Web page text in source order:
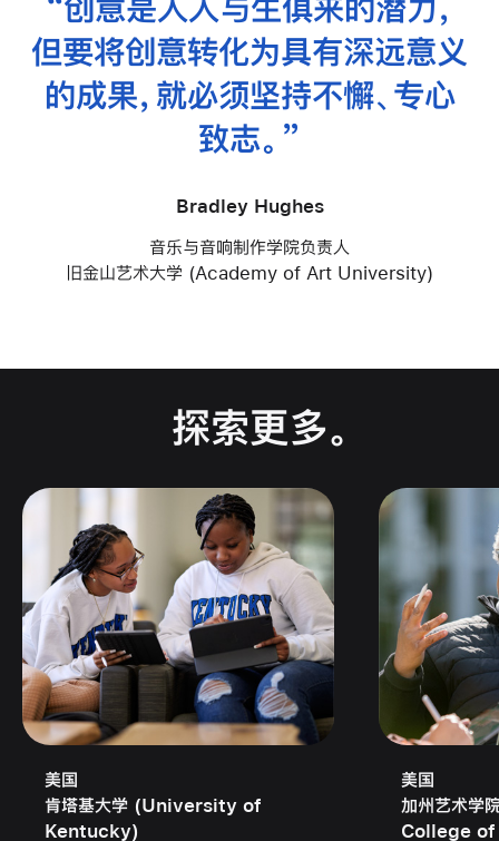
创意是人人与生俱来的潜力，
但要将创意转化为具有深远意义
的成果，就必须坚持不懈、专心
致志。
Bradley Hughes
音乐与音响制作学院负责人
旧金山艺术大学 (Academy of Art University)
探索更多。
美国
肯塔基大学 (University of
Kentucky)
美国
加州艺术
College